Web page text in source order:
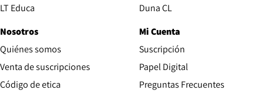
LT Educa
Duna CL
Nosotros
Quiénes somos
Venta de suscripciones
Código de etica Opens in new window
Mi Cuenta
Suscripción
Papel Digital
Preguntas Frecuentes